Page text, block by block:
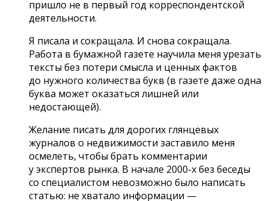
пришло не в первый год корреспондентской
деятельности.
Я писала и сокращала. И снова сокращала.
Работа в бумажной газете научила меня урезать
тексты без потери смысла и ценных фактов
до нужного количества букв (в газете даже одна
буква может оказаться лишней или
недостающей).
Желание писать для дорогих глянцевых
журналов о недвижимости заставило меня
осмелеть, чтобы брать комментарии
у экспертов рынка. В начале 2000-хбез беседы
со специалистом невозможно было написать
статью: не хватало информации —